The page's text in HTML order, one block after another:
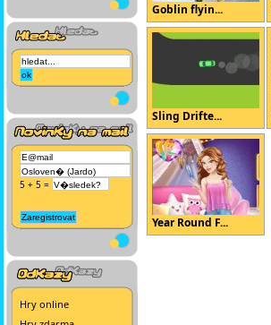
5 + 5 =
Hry online
Goblin flyin...
Sling Drifte...
Year Round F...